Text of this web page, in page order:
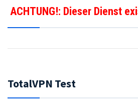
ACHTUNG!: Dieser Dienst
TotalVPN Test